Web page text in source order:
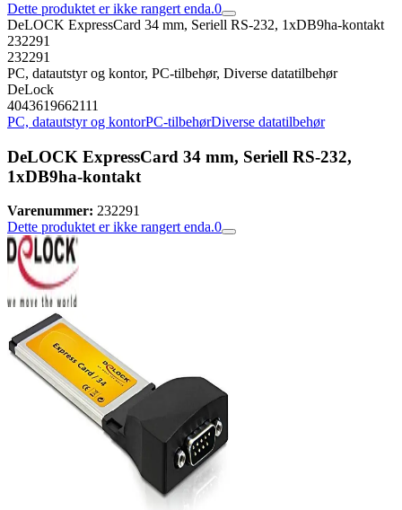
Dette produktet er ikke rangert enda.0
DeLOCK ExpressCard 34 mm, Seriell RS-232, 1xDB9ha-kontakt
232291
232291
PC, datautstyr og kontor, PC-tilbehør, Diverse datatilbehør
DeLock
4043619662111
PC, datautstyr og kontorPC-tilbehørDiverse datatilbehør
DeLOCK ExpressCard 34 mm, Seriell RS-232,
1xDB9ha-kontakt
Varenummer: 232291
Dette produktet er ikke rangert enda.0